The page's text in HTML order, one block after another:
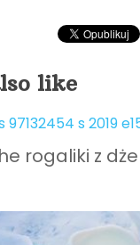
like
rogaliki z